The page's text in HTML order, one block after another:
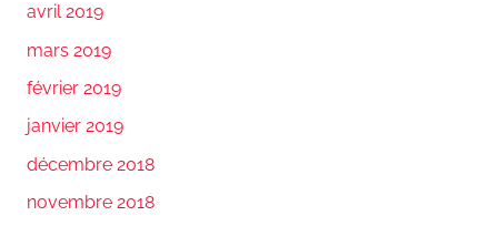
avril 2019
mars 2019
février 2019
janvier 2019
décembre 2018
novembre 2018